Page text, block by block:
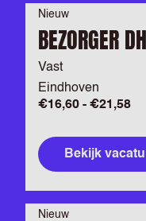
Nieuw
BEZORGER
Vast
Eindhoven
€16,60 - €21,58
Bekijk
Nieuw